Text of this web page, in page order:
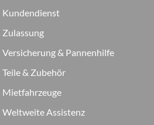
Kundendienst
Zulassung
Versicherung & Pannenhilfe
Teile & Zubehör
Mietfahrzeuge
Weltweite Assistenz